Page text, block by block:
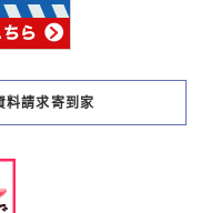
料請求寄到家